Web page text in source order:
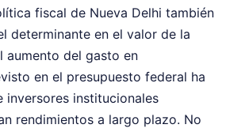
fiscal de Nueva Delhi también
determinante en el valor de la
aumento del gasto en
en el presupuesto federal ha
inversores institucionales
rendimientos a largo plazo. No